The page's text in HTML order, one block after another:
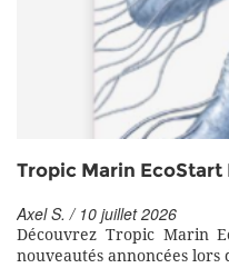
Tropic Marin EcoStart
Axel S. / 10 juillet 2026
Découvrez Tropic Marin
nouveautés annoncées lors